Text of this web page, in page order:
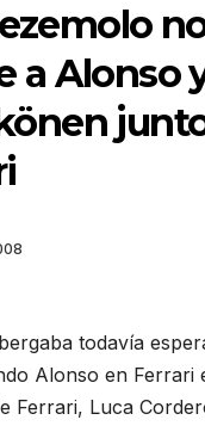
a Alonso
todavía
Alonso en Ferrari
Ferrari, Luca